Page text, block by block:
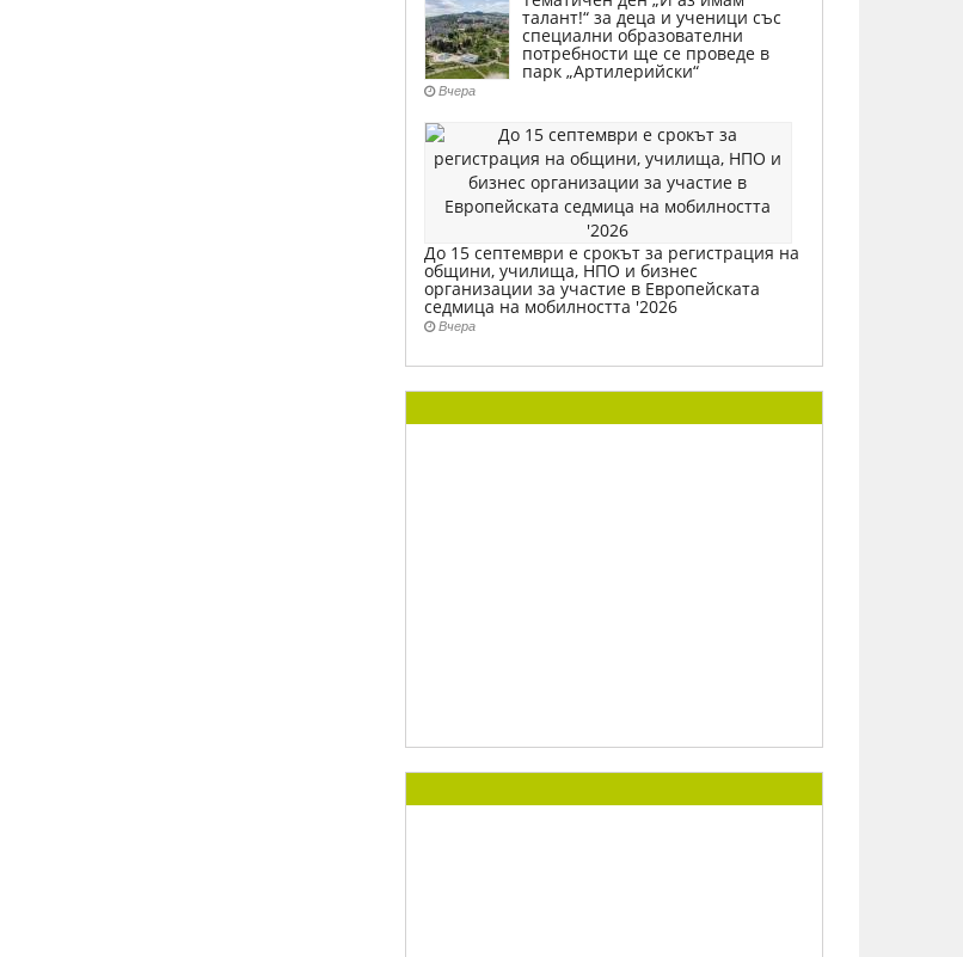
талант!“ за деца и ученици със
специални образователни
потребности ще се проведе в
парк „Артилерийски“
Вчера
До 15 септември е срокът за регистрация на
общини, училища, НПО и бизнес
организации за участие в Европейската
седмица на мобилността '2026
Вчера